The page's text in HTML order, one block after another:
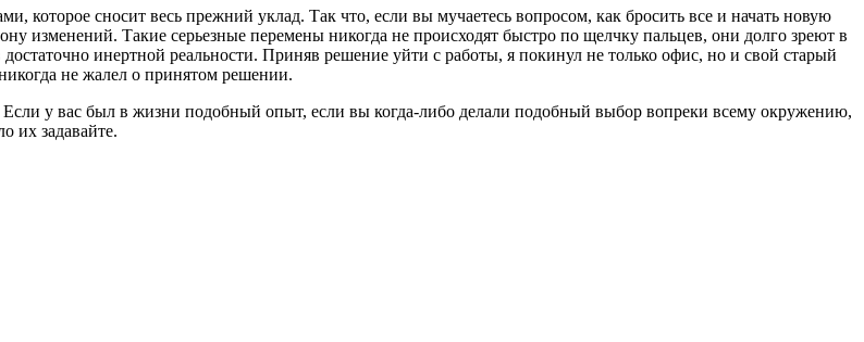
сносит весь прежний уклад. Так что, если вы мучаетесь вопросом, как бросить все и начать новую
изменений. Такие серьезные перемены никогда не происходят быстро по щелчку пальцев, они долго зреют в
инертной реальности. Приняв решение уйти с работы, я покинул не только офис, но и свой старый
не жалел о принятом решении.
Если у вас был в жизни подобный опыт, если вы когда-либо делали подобный выбор вопреки всему окружению,
их задавайте.